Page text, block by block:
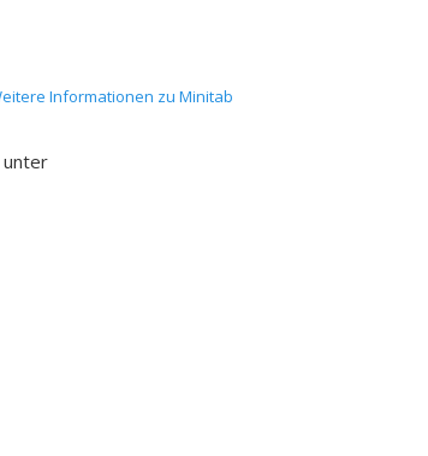
Informationen zu Minitab
unter